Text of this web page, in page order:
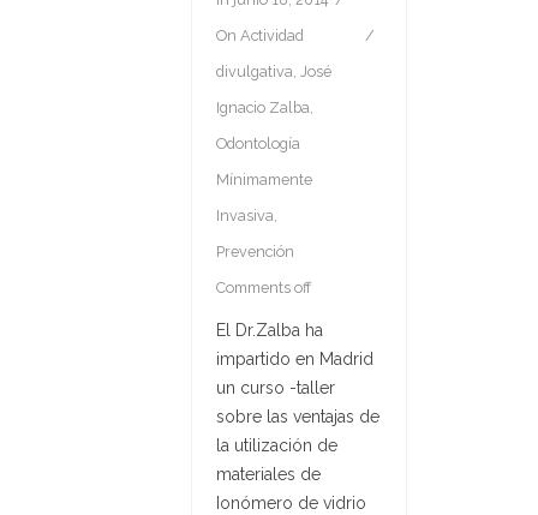
On Actividad
divulgativa, José
Ignacio Zalba,
Odontología
Mínimamente
Invasiva,
Prevención
Comments off
El Dr.Zalba ha
impartido en Madrid
un curso -taller
sobre las ventajas de
la utilización de
materiales de
Ionómero de vidrio